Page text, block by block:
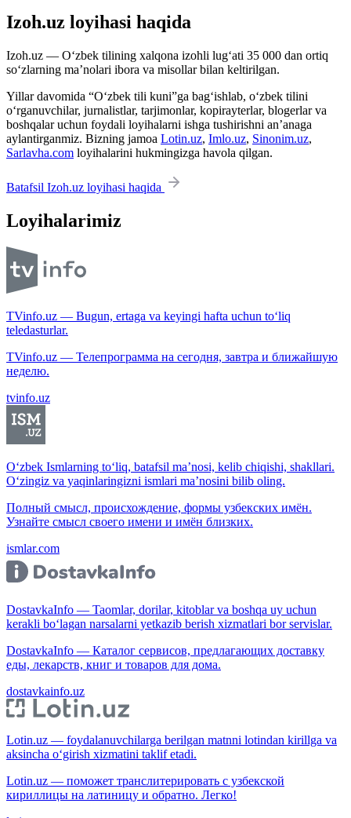
Izoh.uz loyihasi haqida
Izoh.uz — O‘zbek tilining xalqona izohli lug‘ati 35 000 dan ortiq
so‘zlarning ma’nolari ibora va misollar bilan keltirilgan.
Yillar davomida “O‘zbek tili kuni”ga bag‘ishlab, o‘zbek tilini
o‘rganuvchilar, jurnalistlar, tarjimonlar, kopirayterlar, blogerlar va
boshqalar uchun foydali loyihalarni ishga tushirishni an’anaga
aylantirganmiz. Bizning jamoa Lotin.uz, Imlo.uz, Sinonim.uz,
Sarlavha.com loyihalarini hukmingizga havola qilgan.
Batafsil Izoh.uz loyihasi haqida
Loyihalarimiz
TVinfo.uz — Bugun, ertaga va keyingi hafta uchun to‘liq
teledasturlar.
TVinfo.uz — Телепрограмма на сегодня, завтра и ближайшую
неделю.
tvinfo.uz
O‘zbek Ismlarning to‘liq, batafsil ma’nosi, kelib chiqishi, shakllari.
O‘zingiz va yaqinlaringizni ismlari ma’nosini bilib oling.
Полный смысл, происхождение, формы узбекских имён.
Узнайте смысл своего имени и имён близких.
ismlar.com
DostavkaInfo — Taomlar, dorilar, kitoblar va boshqa uy uchun
kerakli bo‘lagan narsalarni yetkazib berish xizmatlari bor servislar.
DostavkaInfo — Каталог сервисов, предлагающих доставку
еды, лекарств, книг и товаров для дома.
dostavkainfo.uz
Lotin.uz — foydalanuvchilarga berilgan matnni lotindan kirillga va
aksincha o‘girish xizmatini taklif etadi.
Lotin.uz — поможет транслитерировать с узбекской
кириллицы на латиницу и обратно. Легко!